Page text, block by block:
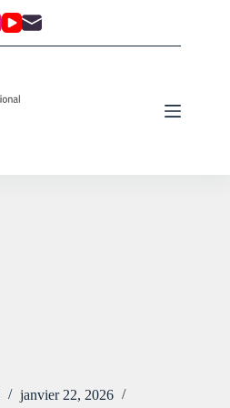
janvier 22, 2026